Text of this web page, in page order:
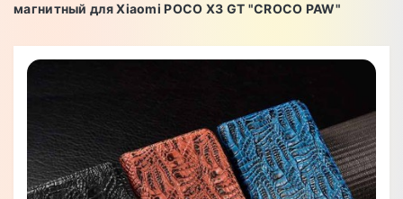
магнитный для Xiaomi POCO X3 GT "CROCO PAW"